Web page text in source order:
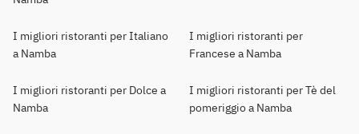
I migliori ristoranti per Italiano
a Namba
I migliori ristoranti per
Francese a Namba
I migliori ristoranti per Dolce a
Namba
I migliori ristoranti per Tè del
pomeriggio a Namba